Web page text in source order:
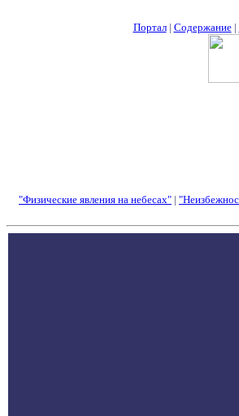
Портал| Содержание|
"Физические явления на небесах" |